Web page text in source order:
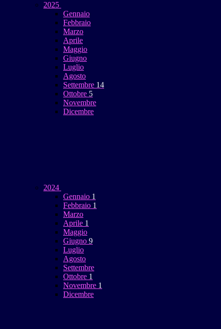
2025
Gennaio
Febbraio
Marzo
Aprile
Maggio
Giugno
Luglio
Agosto
Settembre 14
Ottobre 5
Novembre
Dicembre
2024
Gennaio 1
Febbraio 1
Marzo
Aprile 1
Maggio
Giugno 9
Luglio
Agosto
Settembre
Ottobre 1
Novembre 1
Dicembre